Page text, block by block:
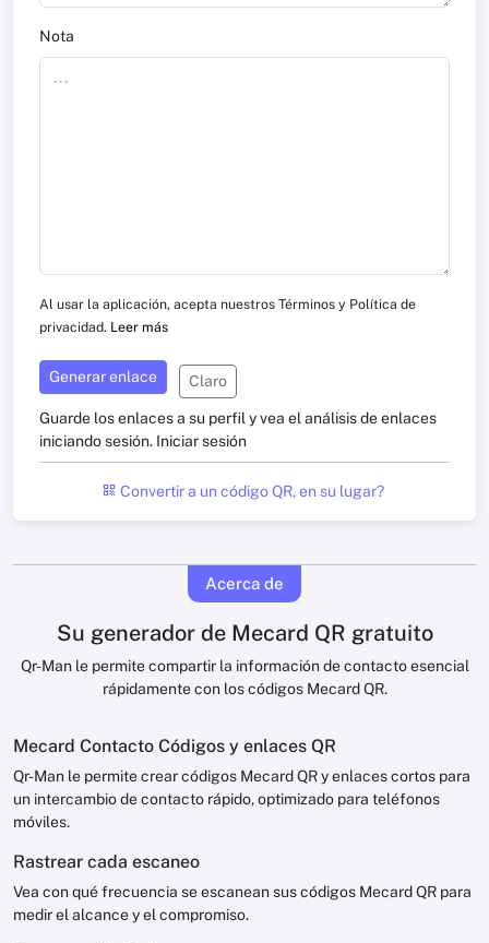
Nota
Al usar la aplicación, acepta nuestros Términos y Política de
privacidad. Leer más
Generar enlace Claro
Guarde los enlaces a su perfil y vea el análisis de enlaces
iniciando sesión. Iniciar sesión
Convertir a un código QR, en su lugar?
Acerca de
Su generador de Mecard QR gratuito
Qr-Man le permite compartir la información de contacto esencial
rápidamente con los códigos Mecard QR.
Mecard Contacto Códigos y enlaces QR
Qr-Man le permite crear códigos Mecard QR y enlaces cortos para
un intercambio de contacto rápido, optimizado para teléfonos
móviles.
Rastrear cada escaneo
Vea con qué frecuencia se escanean sus códigos Mecard QR para
medir el alcance y el compromiso.